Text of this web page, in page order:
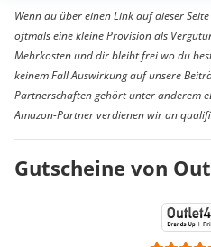
Wenn du über einen Link auf dieser
oftmals eine kleine Provision als
Mehrkosten und dir bleibt frei wo du
keinem Fall Auswirkung auf unsere
Partnerschaften gehört unter anderem
Amazon-Partner verdienen wir an
Gutscheine von